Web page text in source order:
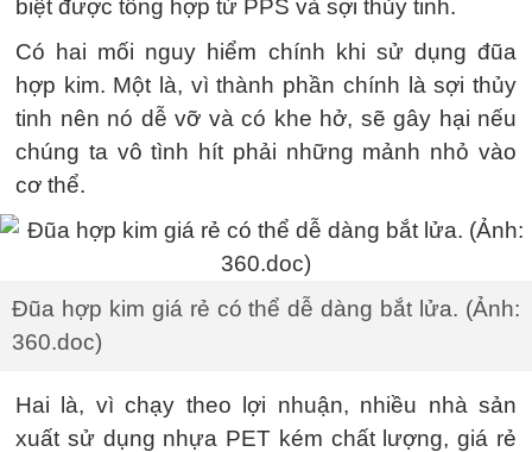
biệt được tổng hợp từ PPS và sợi thủy tinh.
Có hai mối nguy hiểm chính khi sử dụng đũa
hợp kim. Một là, vì thành phần chính là sợi thủy
tinh nên nó dễ vỡ và có khe hở, sẽ gây hại nếu
chúng ta vô tình hít phải những mảnh nhỏ vào
cơ thể.
Đũa hợp kim giá rẻ có thể dễ dàng bắt lửa. (Ảnh:
360.doc)
Hai là, vì chạy theo lợi nhuận, nhiều nhà sản
xuất sử dụng nhựa PET kém chất lượng, giá rẻ